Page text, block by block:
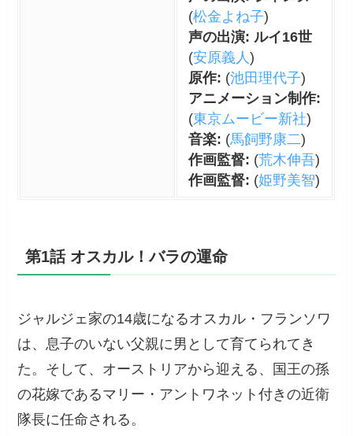
(松金よね子)
声の出演: ルイ16世
(安原義人 )
原作: (池田理代子)
アニメーション制作:
(東京ムービー新社)
音楽: (馬飼野康二)
作画監督: (荒木伸吾)
作画監督: (姫野美智)
第1話 オスカル！バラの運命
ジャルジェ家の14歳になるオスカル・フランソワ
は、息子のいない父親に男として育てられてき
た。そして、オーストリアから迎える、国王の孫
の花嫁であるマリー・アントワネット付きの近衛
隊長に任命される。